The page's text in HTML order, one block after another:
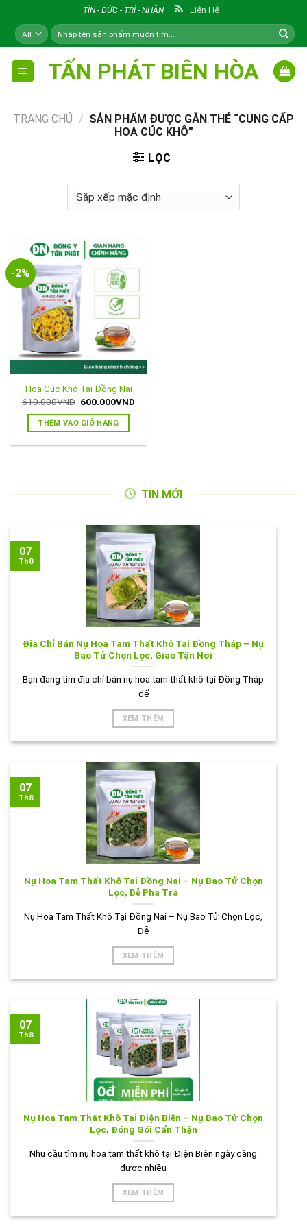
content
TÍN - ĐỨC - TRÍ - NHÂN Liên Hệ
Tìm
kiếm:
TẤN PHÁT BIÊN HÒA
TRANG CHỦ / SẢN PHẨM ĐƯỢC GẮN THẺ “CUNG CẤP
HOA CÚC KHÔ”
LỌC
-2%
Hoa Cúc Khô Tại Đồng Nai
610.000VND Giá
là:
610.000VND.
600.000VND
THÊM VÀO GIỎ HÀNG
TIN MỚI
Địa Chỉ Bán Nụ Hoa Tam Thất Khô Tại Đồng Tháp – Nụ
Bao Tử Chọn Lọc, Giao Tận Nơi
Bạn đang tìm địa chỉ bán nụ hoa tam thất khô tại Đồng Tháp
để
XEM THÊM
07
Th8
Nụ Hoa Tam Thất Khô Tại Đồng Nai – Nụ Bao Tử Chọn
Lọc, Dễ Pha Trà
Nụ Hoa Tam Thất Khô Tại Đồng Nai – Nụ Bao Tử Chọn Lọc,
Dễ
XEM THÊM
07
Th8
Nụ Hoa Tam Thất Khô Tại Điện Biên – Nụ Bao Tử Chọn
Lọc, Đóng Gói Cẩn Thận
Nhu cầu tìm nụ hoa tam thất khô tại Điện Biên ngày càng
được nhiều
XEM THÊM
07
Th8